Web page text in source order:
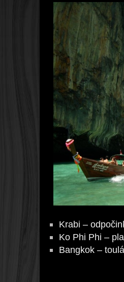
Krabi –
Ko Phi Phi –
Bangkok –